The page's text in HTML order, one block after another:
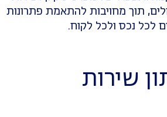
מחויבות להתאמת פתרונות
ולכל לקוח.